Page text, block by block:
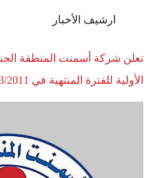
ارشيف الأخبار
تعلن شركة أسمنت المنطقة
الأولية للفترة المنتهية في 31/3/2011م ( ثلاثة أشهر )